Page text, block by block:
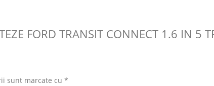
FORD TRANSIT CONNECT 1.6 IN 5
sunt marcate cu *